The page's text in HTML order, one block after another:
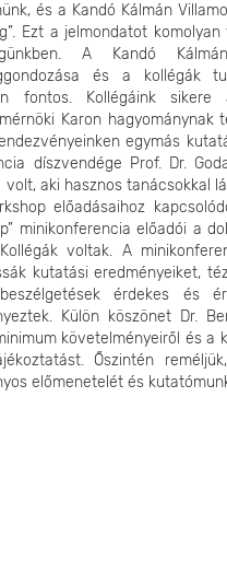
és a Kandó Kálmán
Ezt a jelmondatot
A Kandó
és a kollégák
fontos. Kollégáink
Karon
egymás
díszvendége Prof. Dr.
volt, aki hasznos tanácsokkal
előadásaihoz
minikonferencia előadói a
voltak. A
kutatási eredményeiket,
érdekes és
Külön köszönet Dr.
követelményeiről és a
Őszintén
előmenetelét és